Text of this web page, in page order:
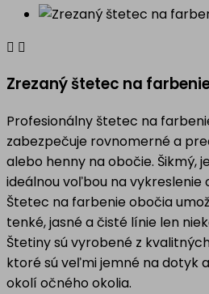
 
Zrezaný štetec na
Profesionálny štetec na
zabezpečuje rovnomerné a
alebo henny na obočie. Šikmý,
ideálnou voľbou na vykreslenie
Štetec na farbenie obočia
tenké, jasné a čisté línie len
Štetiny sú vyrobené z
ktoré sú veľmi jemné na dotyk
okolí očného okolia.